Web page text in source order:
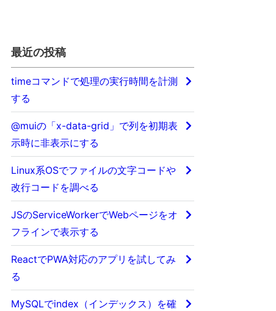
;
"numeric", month:"short", day :"numeric"
:"2-digit", day:
最近の投稿
timeコマンドで処理の実行時間を計測
する
@muiの「x-data-grid」で列を初期表
示時に非表示にする
Linux系OSでファイルの文字コードや
改行コードを調べる
JSのServiceWorkerでWebページをオ
フラインで表示する
ReactでPWA対応のアプリを試してみ
る
MySQLでindex（インデックス）を確